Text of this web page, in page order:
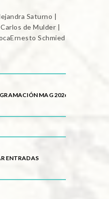
Saturno |
de Mulder |
Schmied
MAG 2026
ENTRADAS